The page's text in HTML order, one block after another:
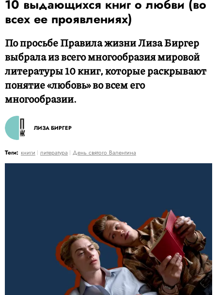
10 выдающихся книг о любви (во
всех ее проявлениях)
По просьбе Правила жизни Лиза Биргер
выбрала из всего многообразия мировой
литературы 10 книг, которые раскрывают
понятие «любовь» во всем его
многообразии.
ЛИЗА БИРГЕР
Теги: книги литература День святого Валентина